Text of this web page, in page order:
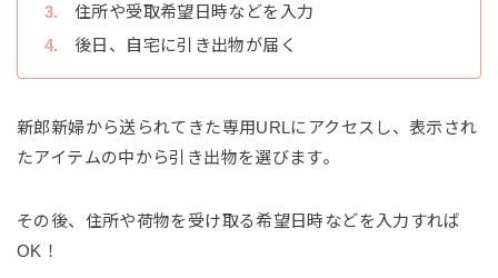
住所や受取希望日時などを入力
後日、自宅に引き出物が届く
新郎新婦から送られてきた専用URLにアクセスし、表示され
たアイテムの中から引き出物を選びます。
その後、住所や荷物を受け取る希望日時などを入力すれば
OK！